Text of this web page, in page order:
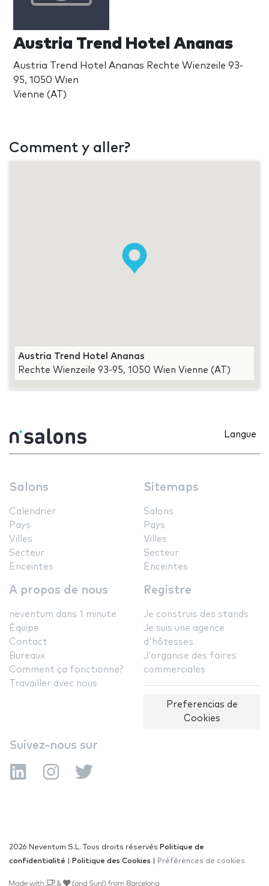
Austria Trend Hotel Ananas
Austria Trend Hotel Ananas Rechte Wienzeile 93-
95, 1050 Wien
Vienne (AT)
Comment y aller?
Austria Trend Hotel Ananas
Rechte Wienzeile 93-95, 1050 Wien Vienne (AT)
Langue
Salons
Calendrier
Pays
Villes
Secteur
Enceintes
Sitemaps
Salons
Pays
Villes
Secteur
Enceintes
A propos de nous
neventum dans 1 minute
Équipe
Contact
Bureaux
Comment ça fonctionne?
Travailler avec nous
Registre
Je construis des stands
Je suis une agence
d'hôtesses
J'organise des foires
commerciales
Preferencias de
Cookies
Suivez-nous sur
2026 Neventum S.L. Tous droits réservés Politique de
confidentialité
Politique des Cookies Préférences de cookies